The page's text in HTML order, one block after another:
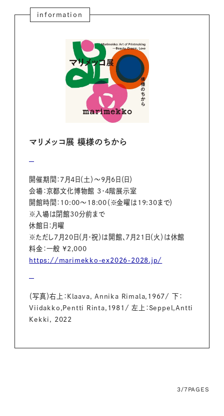
information
マリメッコ展 模様のちから
開催期間：7月4日（土）～9月6日（日）
会場：京都文化博物館 3・4階展示室
開館時間：10:00～18:00（※金曜は19:30まで）
※入場は閉館30分前まで
休館日：月曜
※ただし7月20日（月・祝）は開館、7月21日（火）は休館
料金：一般 ¥2,000
https://marimekko-ex2026-2028.jp/
（写真）右上：Klaava, Annika Rimala,1967/ 下：
Viidakko,Pentti Rinta,1981/ 左上：Seppel,Antti
Kekki, 2022
3/7PAGES